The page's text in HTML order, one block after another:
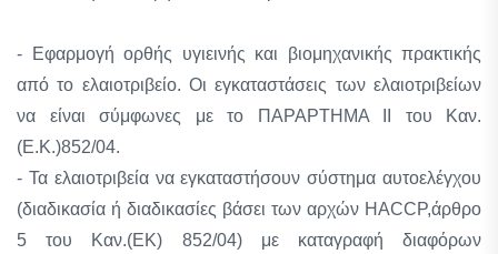
- Εφαρμογή ορθής υγιεινής και βιομηχανικής πρακτικής
από το ελαιοτριβείο. Οι εγκαταστάσεις των ελαιοτριβείων
να είναι σύμφωνες με το ΠΑΡΑΡΤΗΜΑ ΙΙ του Καν.
(Ε.Κ.)852/04.
- Τα ελαιοτριβεία να εγκαταστήσουν σύστημα αυτοελέγχου
(διαδικασία ή διαδικασίες βάσει των αρχών HACCP,άρθρο
5 του Καν.(ΕΚ) 852/04) με καταγραφή διαφόρων